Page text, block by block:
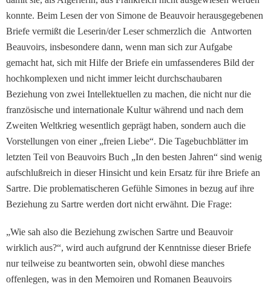
konnte. Beim Lesen der von Simone de Beauvoir herausgegebe­nen
Briefe vermißt die Lese­rin/der Leser schmerzlich die Antworten
Beauvoirs, insbesondere dann, wenn man sich zur Aufgabe
gemacht hat, sich mit Hilfe der Briefe ein um­fassenderes Bild der
hoch­komplexen und nicht immer leicht durchschaubaren
Be­ziehung von zwei Intellektuel­len zu machen, die nicht nur die
französische und interna­tionale Kultur während und nach dem
Zweiten Weltkrieg wesentlich geprägt haben, sondern auch die
Vorstellun­gen von einer „freien Liebe“. Die Tagebuchblätter im
letz­ten Teil von Beauvoirs Buch „In den besten Jahren“ sind wenig
aufschlußreich in dieser Hinsicht und kein Ersatz für ihre Briefe an
Sartre. Die problematischeren Gefühle Simones in bezug auf ihre
Be­ziehung zu Sartre werden dort nicht erwähnt. Die Frage:
„Wie sah also die Beziehung zwischen Sartre und Beauvoir
wirklich aus?“, wird auch auf­grund der Kenntnisse dieser Briefe
nur teilweise zu beant­worten sein, obwohl diese manches
offenlegen, was in den Memoiren und Romanen Beauvoirs